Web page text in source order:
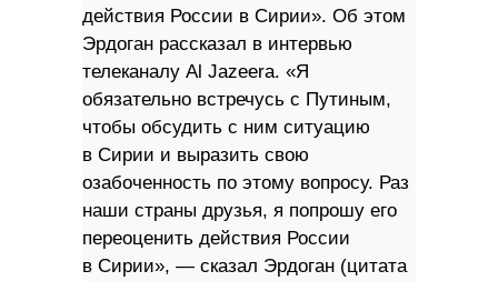
действия России в Сирии». Об этом
Эрдоган рассказал в интервью
телеканалу Al Jazeera. «Я
обязательно встречусь с Путиным,
чтобы обсудить с ним ситуацию
в Сирии и выразить свою
озабоченность по этому вопросу. Раз
наши страны друзья, я попрошу его
переоценить действия России
в Сирии», — сказал Эрдоган (цитата